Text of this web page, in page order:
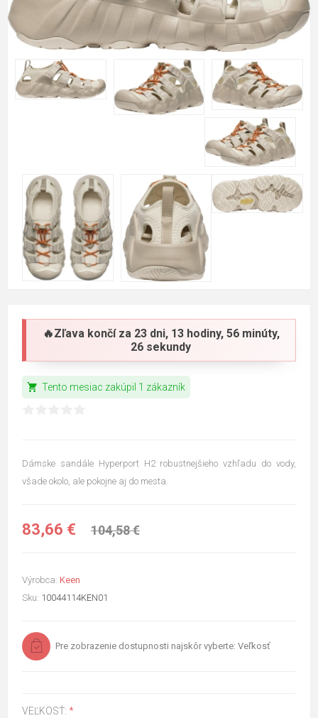
🔥Zľava končí za 23 dni, 13 hodiny, 56 minúty,
25 sekundy
shopping_cart Tento mesiac zakúpil 1 zákazník
Dámske sandále Hyperport H2 robustnejšieho vzhľadu do vody,
všade okolo, ale pokojne aj do mesta.
83,66 € 104,58 €
Výrobca: Keen
Sku: 10044114KEN01
Pre zobrazenie dostupnosti najskôr vyberte: Veľkosť
VEĽKOSŤ: *